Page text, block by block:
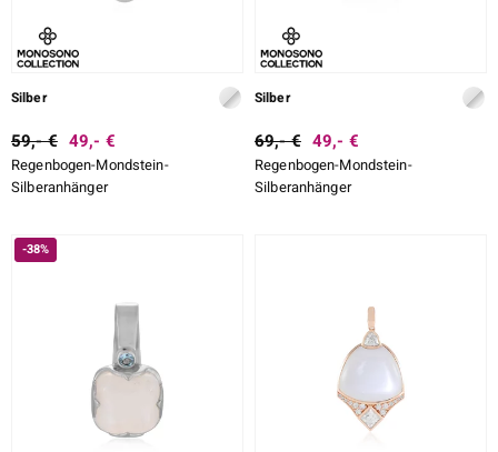
Silber
59,- € 49,- €
Regenbogen-Mondstein-
Silberanhänger
Silber
69,- € 49,- €
Regenbogen-Mondstein-
Silberanhänger
-38%